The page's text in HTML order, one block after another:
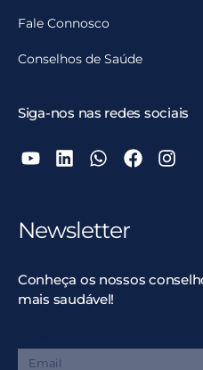
Fale Connosco
Conselhos de Saúde
Siga-nos nas redes sociais
Newsletter
Conheça os nossos
mais saudável!